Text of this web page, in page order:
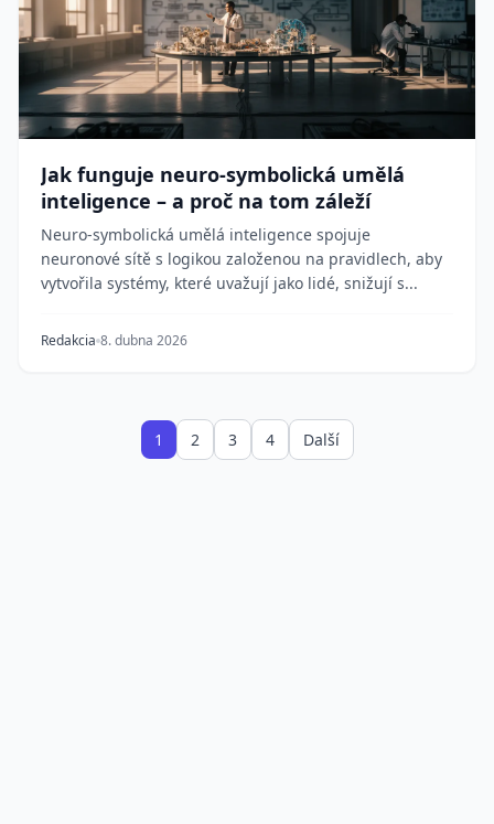
Jak funguje neuro-symbolická umělá
inteligence – a proč na tom záleží
Neuro-symbolická umělá inteligence spojuje
neuronové sítě s logikou založenou na pravidlech, aby
vytvořila systémy, které uvažují jako lidé, snižují s...
Redakcia 8. dubna 2026
1 2 3 4 Další